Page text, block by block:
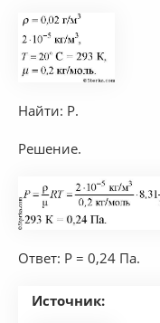
Найти: P.
Решение.
Ответ: P = 0,24 Па.
Источник: